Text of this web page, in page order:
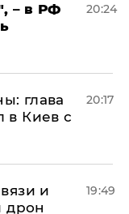
– в РФ
20:24
глава
в Киев с
20:17
и
дрон
19:49